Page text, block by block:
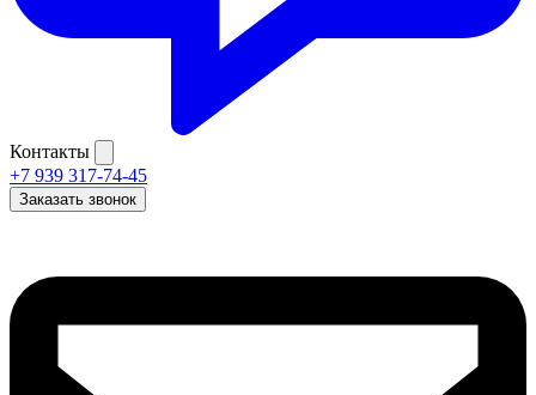
Контакты
+7 939 317-74-45
Заказать звонок